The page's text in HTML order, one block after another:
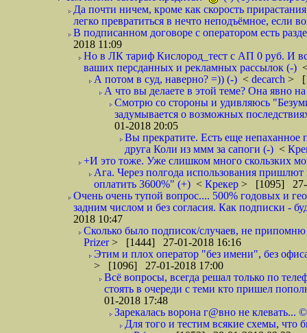
Да почти ничем, кроме как скорость
легко превратиться в нечто неподъёмное, если
В подписанном договоре с оператором есть
2018 11:09
Но в ЛК тариф Кислород_тест с АП 0 руб. И
ваших персданных и рекламных рассылок (-)
А потом в суд, наверно? =)) (-) < decarch >
А что вы делаете в этой теме? Она явно
Смотрю со стороны и удивляюсь
задумывается о возможных
01-2018 20:05
Вы прекратите. Есть еще непаханное
друга Коли из ммм за сапоги (-) <
+И это тоже. Уже слишком много скользких
Ага. Через полгода использования
оплатить 3600%" (+) < Крекер > [1095] 27-
Очень очень тупой вопрос.... 500% годовых и
задним числом и без согласия. Как подписки -
2018 10:47
Сколько было подписок/случаев, не
Prizer> [1444] 27-01-2018 16:16
Этим и плох оператор "без имени", без
> [1096] 27-01-2018 17:00
Всё вопросы, всегда решал только по
стоять в очереди с теми кто пришел
01-2018 17:48
Зарекалась ворона г@вно не клевать...
Для того и тестим всякие схемы, что